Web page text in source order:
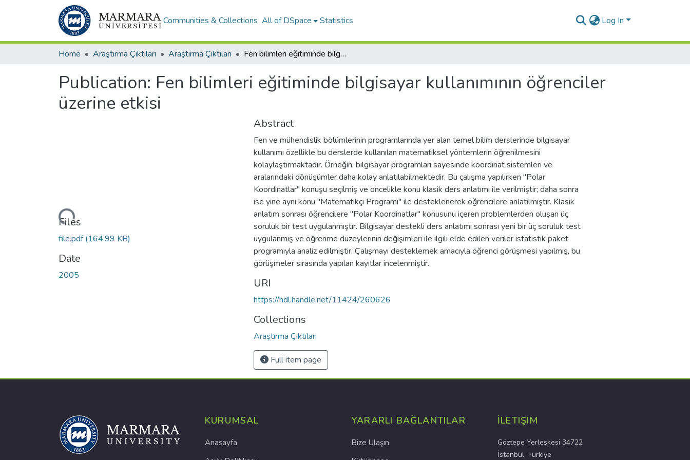
Communities & Collections All of DSpace Statistics Log In
Home Araştırma Çıktıları Araştırma Çıktıları Fen bilimleri eğitiminde bilgisayar kullanımının öğrenciler üzerine etkisi
Publication: Fen bilimleri eğitiminde bilgisayar kullanımının öğrenciler
üzerine etkisi
Loading...
Files
file.pdf(164.99 KB)
Date
2005
Abstract
Fen ve mühendislik bölümlerinin programlarında yer alan temel bilim derslerinde bilgisayar
kullanımı özellikle bu derslerde kullanılan matematiksel yöntemlerin öğrenilmesini
kolaylaştırmaktadır. Örneğin, bilgisayar programları sayesinde koordinat sistemleri ve
aralarındaki dönüşümler daha kolay anlatılabilmektedir. Bu çalışma yapılırken "Polar
Koordinatlar" konuşu seçilmiş ve öncelikle konu klasik ders anlatımı ile verilmiştir; daha sonra
ise yine aynı konu "Matematikçi Programı" ile desteklenerek öğrencilere anlatılmıştır. Klasik
anlatım sonrası öğrencilere "Polar Koordinatlar" konusunu içeren problemlerden oluşan üç
soruluk bir test uygulanmıştır. Bilgisayar destekli ders anlatımı sonrası yeni bir üç soruluk test
uygulanmış ve öğrenme düzeylerinin değişimleri ile ilgili elde edilen veriler istatistik paket
programıyla analiz edilmiştir. Çalışmayı desteklemek amacıyla öğrenci görüşmesi yapılmış, bu
görüşmeler sırasında yapılan kayıtlar incelenmiştir.
URI
https://hdl.handle.net/11424/260626
Collections
Araştırma Çıktıları
Full item page
KURUMSAL
Anasayfa
YARARLI BAĞLANTILAR
Bize Ulaşın
İLETIŞIM
Göztepe Yerleşkesi 34722
İstanbul, Türkiye